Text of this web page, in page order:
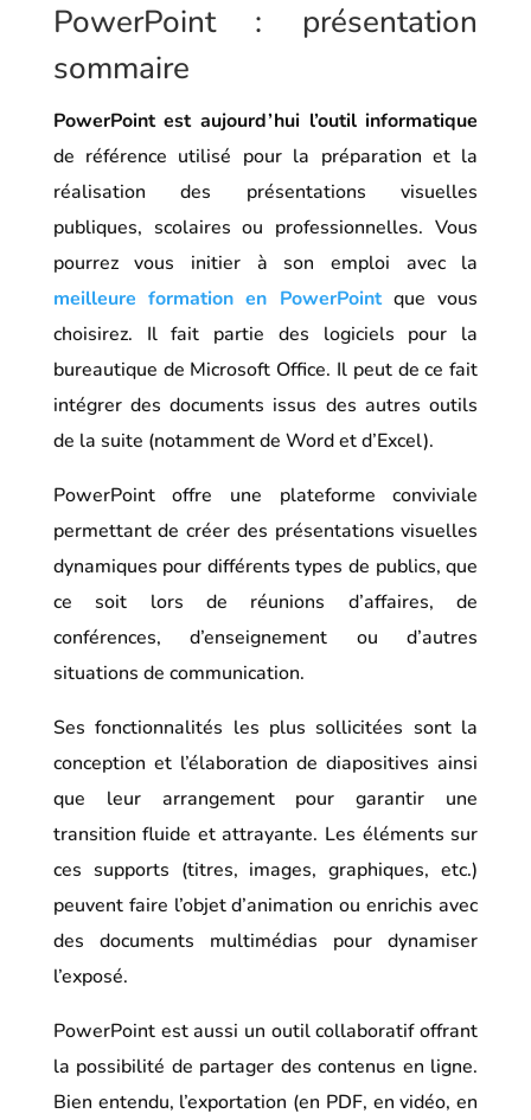
PowerPoint : présentation
sommaire
PowerPoint est aujourd’hui l’outil informatique
de référence utilisé pour la préparation et la
réalisation des présentations visuelles
publiques, scolaires ou professionnelles. Vous
pourrez vous initier à son emploi avec la
meilleure formation en PowerPointque vous
choisirez. Il fait partie des logiciels pour la
bureautique de Microsoft Office. Il peut de ce fait
intégrer des documents issus des autres outils
de la suite (notamment de Word et d’Excel).
PowerPoint offre une plateforme conviviale
permettant de créer des présentations visuelles
dynamiques pour différents types de publics, que
ce soit lors de réunions d’affaires, de
conférences, d’enseignement ou d’autres
situations de communication.
Ses fonctionnalités les plus sollicitées sont la
conception et l’élaboration de diapositives ainsi
que leur arrangement pour garantir une
transition fluide et attrayante. Les éléments sur
ces supports (titres, images, graphiques, etc.)
peuvent faire l’objet d’animation ou enrichis avec
des documents multimédias pour dynamiser
l’exposé.
PowerPoint est aussi un outil collaboratif offrant
la possibilité de partager des contenus en ligne.
Bien entendu, l’exportation (en PDF, en vidéo, en